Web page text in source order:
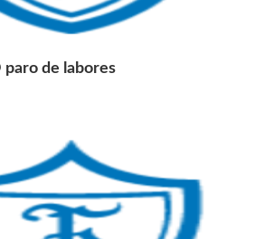
paro de labores